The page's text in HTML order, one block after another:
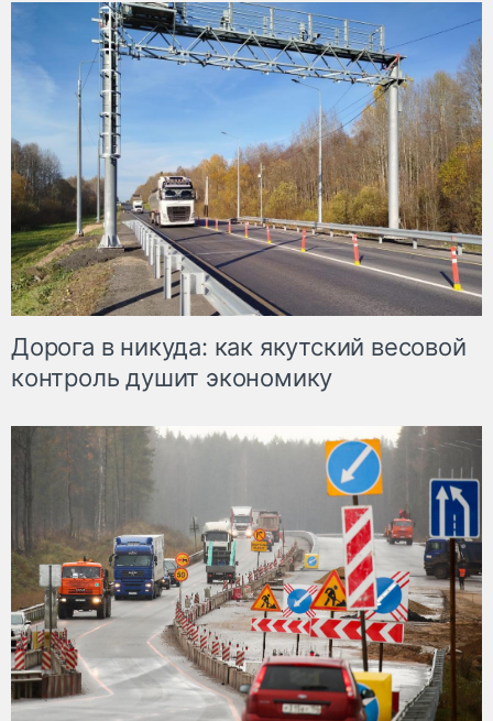
Дорога в никуда: как якутский весовой
контроль душит экономику